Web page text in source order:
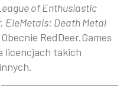
of Enthusiastic
EleMetals: Death Metal
RedDeer.Games
licencjach takich